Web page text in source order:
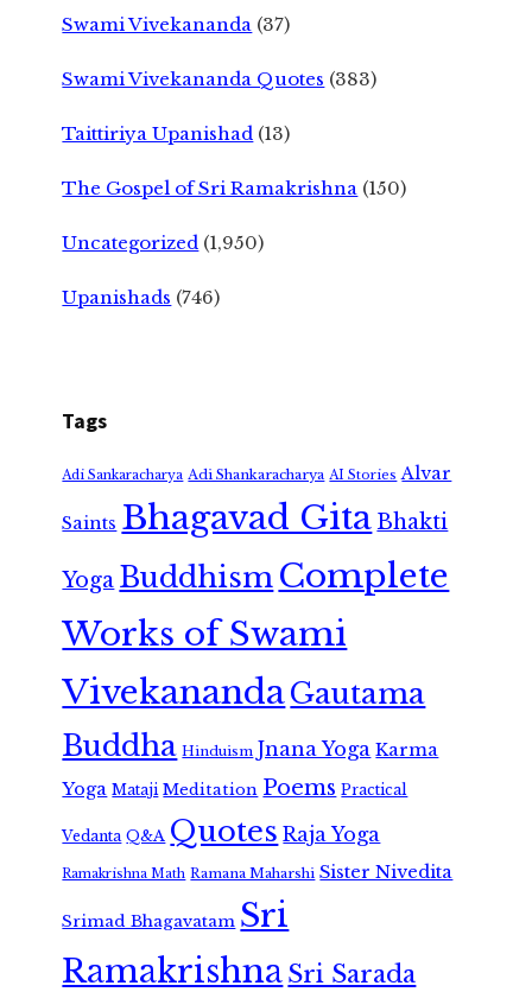
Swami Vivekananda (37)
Swami Vivekananda Quotes (383)
Taittiriya Upanishad (13)
The Gospel of Sri Ramakrishna (150)
Uncategorized (1,950)
Upanishads (746)
Tags
Adi Sankaracharya Adi Shankaracharya AI Stories Alvar
Saints Bhagavad GitaBhakti
Yoga Buddhism Complete
Works of Swami
VivekanandaGautama
Buddha Hinduism Jnana Yoga Karma
Yoga Mataji Meditation Poems Practical
Vedanta Q&A Quotes Raja Yoga
Ramakrishna Math Ramana Maharshi Sister Nivedita
Srimad Bhagavatam Sri
RamakrishnaSri Sarada